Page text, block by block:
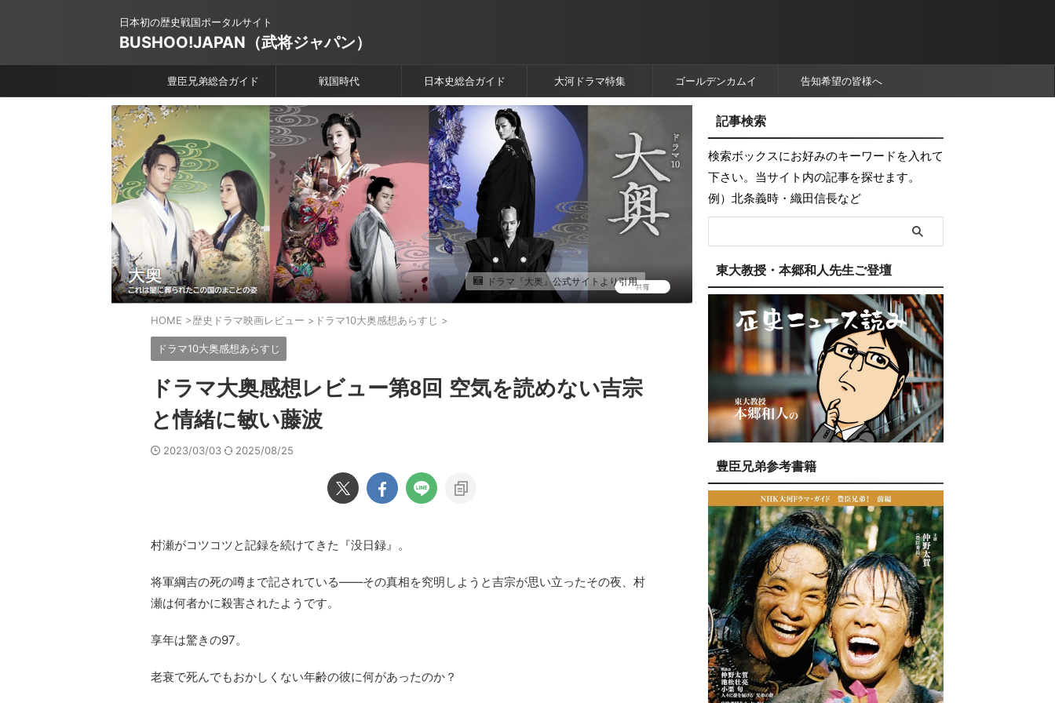
日本初の歴史戦国ポータルサイト
BUSHOO!JAPAN（武将ジャパン）
豊臣兄弟総合ガイド 戦国時代 日本史総合ガイド 大河ドラマ特集 ゴールデンカムイ 告知希望の皆様へ
ドラマ『大奥』公式サイトより引用
HOME >歴史ドラマ映画レビュー > ドラマ10大奥感想あらすじ >
ドラマ10大奥感想あらすじ
ドラマ大奥感想レビュー第8回 空気を読めない吉宗
と情緒に敏い藤波
2023/03/03 2025/08/25
村瀬がコツコツと記録を続けてきた『没日録』。
将軍綱吉の死の噂まで記されている――その真相を究明しようと吉宗が思い立ったその夜、村
瀬は何者かに殺害されたようです。
享年は驚きの97。
老衰で死んでもおかしくない年齢の彼に何があったのか？
記事検索
検索ボックスにお好みのキーワードを入れて
下さい。当サイト内の記事を探せます。
例）北条義時・織田信長など
東大教授・本郷和人先生ご登壇
豊臣兄弟参考書籍